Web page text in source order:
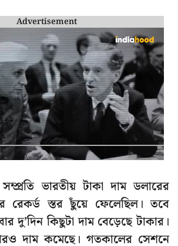
Advertisement
ভারতীয় টাকা দাম ডলারের
রেকর্ড স্তর ছুঁয়ে ফেলেছিল। তবে
দু’দিন কিছুটা দাম বেড়েছে টাকার।
দাম কমেছে। গতকালের সেশনে